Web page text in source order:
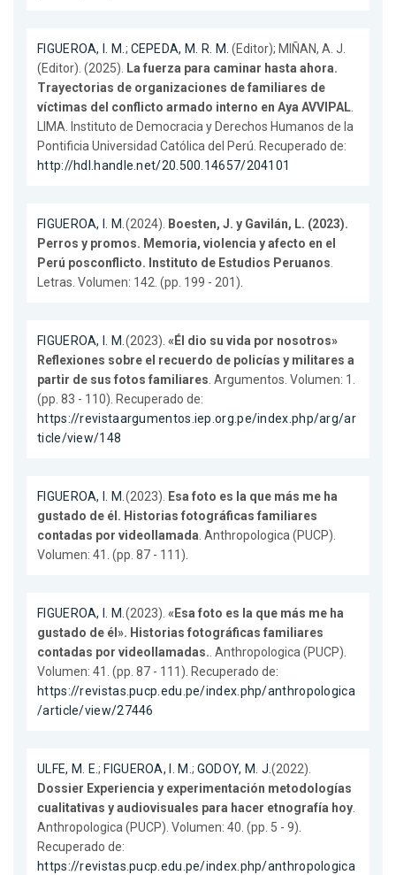
FIGUEROA, I. M.; CEPEDA, M. R. M. (Editor); MIÑAN, A. J.
(Editor). (2025). La fuerza para caminar hasta ahora.
Trayectorias de organizaciones de familiares de
víctimas del conflicto armado interno en Aya AVVIPAL.
LIMA. Instituto de Democracia y Derechos Humanos de la
Pontificia Universidad Católica del Perú. Recuperado de:
http://hdl.handle.net/20.500.14657/204101
FIGUEROA, I. M.(2024). Boesten, J. y Gavilán, L. (2023).
Perros y promos. Memoria, violencia y afecto en el
Perú posconflicto. Instituto de Estudios Peruanos.
Letras. Volumen: 142. (pp. 199 - 201).
FIGUEROA, I. M.(2023). «Él dio su vida por nosotros»
Reflexiones sobre el recuerdo de policías y militares a
partir de sus fotos familiares. Argumentos. Volumen: 1.
(pp. 83 - 110). Recuperado de:
https://revistaargumentos.iep.org.pe/index.php/arg/ar
ticle/view/148
FIGUEROA, I. M.(2023). Esa foto es la que más me ha
gustado de él. Historias fotográficas familiares
contadas por videollamada. Anthropologica (PUCP).
Volumen: 41. (pp. 87 - 111).
FIGUEROA, I. M.(2023). «Esa foto es la que más me ha
gustado de él». Historias fotográficas familiares
contadas por videollamadas.. Anthropologica (PUCP).
Volumen: 41. (pp. 87 - 111). Recuperado de:
https://revistas.pucp.edu.pe/index.php/anthropologica
/article/view/27446
ULFE, M. E.; FIGUEROA, I. M.; GODOY, M. J.(2022).
Dossier Experiencia y experimentación metodologías
cualitativas y audiovisuales para hacer etnografía hoy.
Anthropologica (PUCP). Volumen: 40. (pp. 5 - 9).
Recuperado de:
https://revistas.pucp.edu.pe/index.php/anthropologica